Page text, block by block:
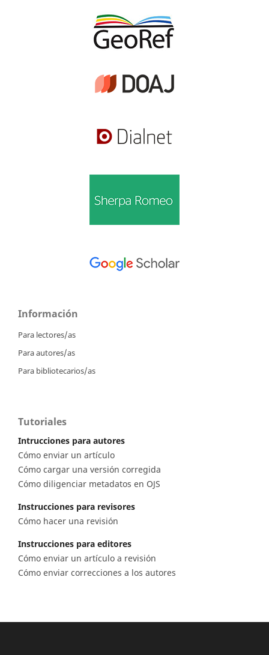
Información
Para lectores/as
Para autores/as
Para bibliotecarios/as
Tutoriales
Intrucciones para autores
Cómo enviar un artículo
Cómo cargar una versión corregida
Cómo diligenciar metadatos en OJS
Instrucciones para revisores
Cómo hacer una revisión
Instrucciones para editores
Cómo enviar un artículo a revisión
Cómo enviar correcciones a los autores